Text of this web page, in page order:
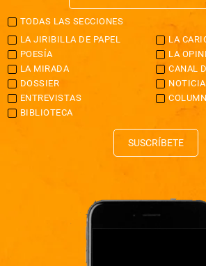
TODAS LAS SECCIONES
LA JIRIBILLA DE PAPEL
LA
POESÍA
LA
LA MIRADA
CANAL
DOSSIER
ENTREVISTAS
BIBLIOTECA
SUSCRÍBETE